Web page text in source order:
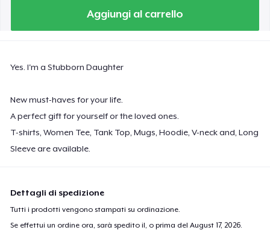
Aggiungi al carrello
Yes. I'm a Stubborn Daughter
New must-haves for your life.
A perfect gift for yourself or the loved ones.
T-shirts, Women Tee, Tank Top, Mugs, Hoodie, V-neck and, Long
Sleeve are available.
Dettagli di spedizione
Tutti i prodotti vengono stampati su ordinazione.
Se effettui un ordine ora, sarà spedito il, o prima delAugust 17, 2026
Classic Long Sleeve Tee
32,99 USD
Premium V-Neck Tee
31,91 USD